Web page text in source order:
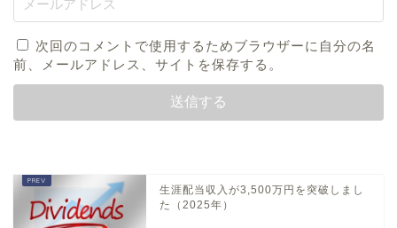
次回のコメントで使用するためブラウザーに自分の名
前、メールアドレス、サイトを保存する。
生涯配当収入が3,500万円を突破しまし
た（2025年）